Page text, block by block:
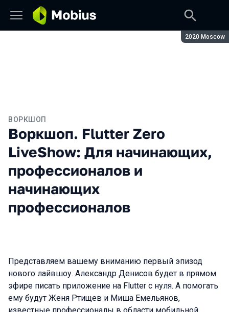
Сезон:
2020 Moscow
ВОРКШОП
Воркшоп. Flutter Zero
LiveShow: Для начинающих,
профессионалов и
начинающих
профессионалов
Представляем вашему вниманию первый эпизод
нового лайвшоу. Александр Денисов будет в прямом
эфире писать приложение на Flutter с нуля. А помогать
ему будут Женя Ртищев и Миша Емельянов,